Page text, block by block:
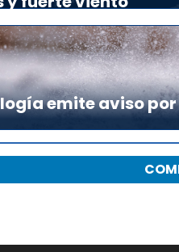
emite aviso